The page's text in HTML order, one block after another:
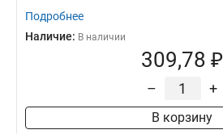
Подробнее
Наличие: В наличии
309,78 ₽
– +
В корзину